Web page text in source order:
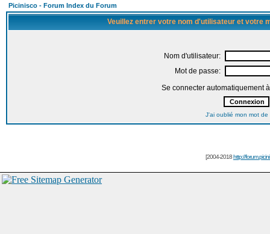
Picinisco - Forum Index du Forum
Veuillez entrer votre nom d'utilisateur et votre
Nom d'utilisateur:
Mot de passe:
Se connecter automatiquement
J'ai oublié mon mot de
[2004-2018http://